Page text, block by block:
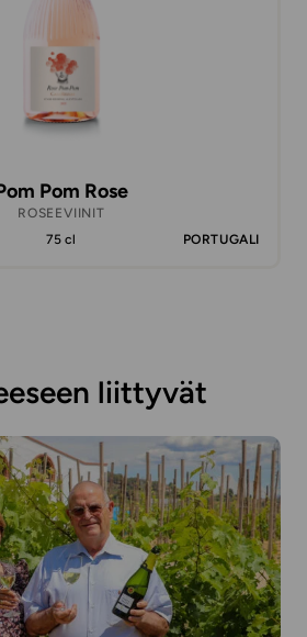
Pom Rose
ROSEEVIINIT
75 cl PORTUGALI
liittyvät